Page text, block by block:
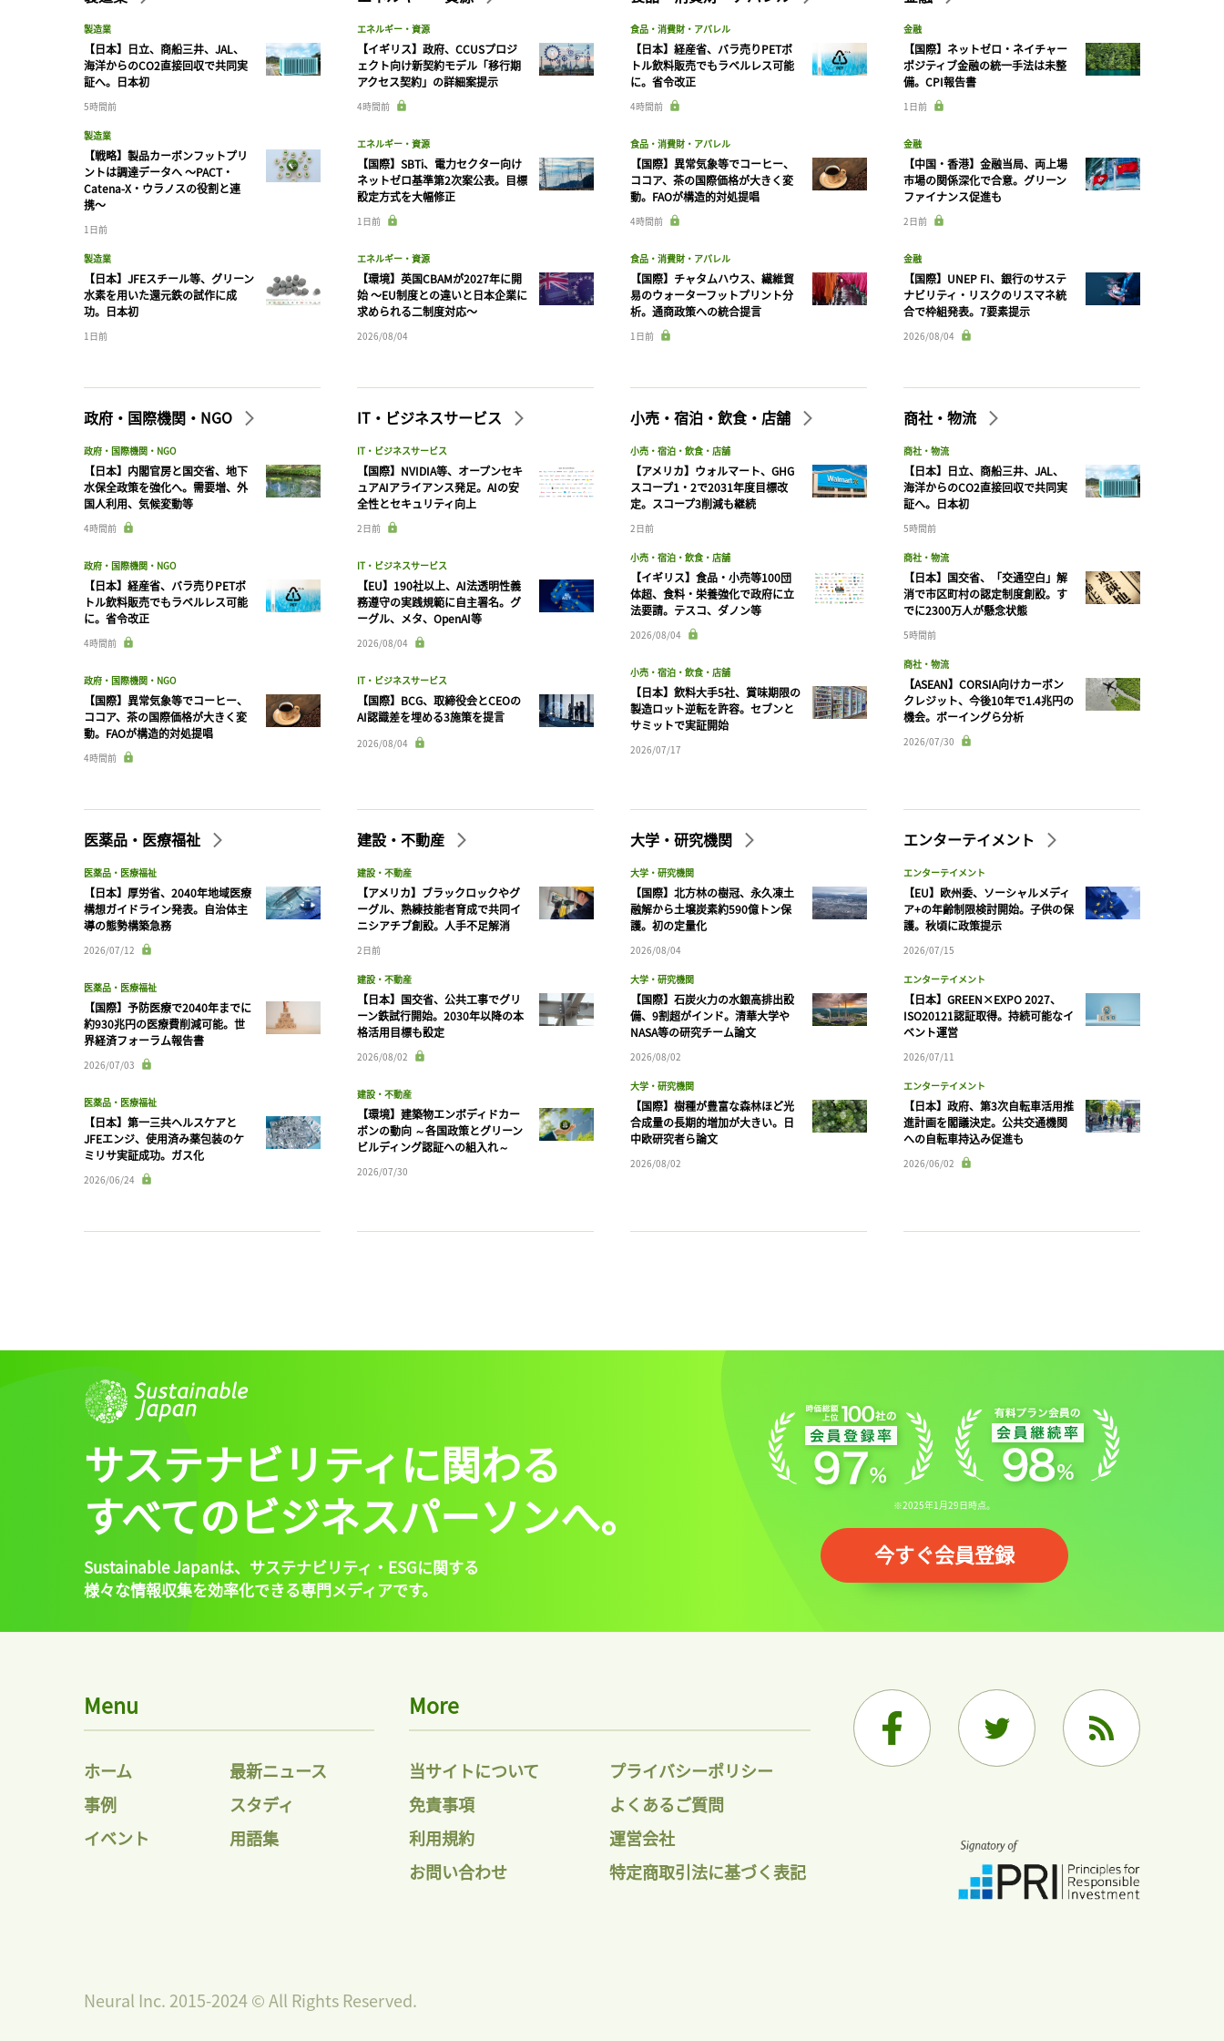
製造業
【日本】日立、商船三井、JAL、
海洋からのCO2直接回収で共同実
証へ。日本初
5時間前
製造業
【戦略】製品カーボンフットプリ
ントは調達データへ 〜PACT・
Catena-X・ウラノスの役割と連
携〜
1日前
製造業
【日本】JFEスチール等、グリーン
水素を用いた還元鉄の試作に成
功。日本初
1日前
エネルギー・資源
【イギリス】政府、CCUSプロジ
ェクト向け新契約モデル「移行期
アクセス契約」の詳細案提示
4時間前
エネルギー・資源
【国際】SBTi、電力セクター向け
ネットゼロ基準第2次案公表。目標
設定方式を大幅修正
1日前
エネルギー・資源
【環境】英国CBAMが2027年に開
始 〜EU制度との違いと日本企業に
求められる二制度対応〜
2026/08/04
食品・消費財・アパレル
【日本】経産省、バラ売りPETボ
トル飲料販売でもラベルレス可能
に。省令改正
4時間前
食品・消費財・アパレル
【国際】異常気象等でコーヒー、
ココア、茶の国際価格が大きく変
動。FAOが構造的対処提唱
4時間前
食品・消費財・アパレル
【国際】チャタムハウス、繊維貿
易のウォーターフットプリント分
析。通商政策への統合提言
1日前
金融
【国際】ネットゼロ・ネイチャー
ポジティブ金融の統一手法は未整
備。CPI報告書
1日前
金融
【中国・香港】金融当局、両上場
市場の関係深化で合意。グリーン
ファイナンス促進も
2日前
金融
【国際】UNEP FI、銀行のサステ
ナビリティ・リスクのリスマネ統
合で枠組発表。7要素提示
2026/08/04
政府・国際機関・NGO
政府・国際機関・NGO
【日本】内閣官房と国交省、地下
水保全政策を強化へ。需要増、外
国人利用、気候変動等
4時間前
政府・国際機関・NGO
【日本】経産省、バラ売りPETボ
トル飲料販売でもラベルレス可能
に。省令改正
4時間前
政府・国際機関・NGO
【国際】異常気象等でコーヒー、
ココア、茶の国際価格が大きく変
動。FAOが構造的対処提唱
4時間前
IT・ビジネスサービス
IT・ビジネスサービス
【国際】NVIDIA等、オープンセキ
ュアAIアライアンス発足。AIの安
全性とセキュリティ向上
2日前
IT・ビジネスサービス
【EU】190社以上、AI法透明性義
務遵守の実践規範に自主署名。グ
ーグル、メタ、OpenAI等
2026/08/04
IT・ビジネスサービス
【国際】BCG、取締役会とCEOの
AI認識差を埋める3施策を提言
2026/08/04
小売・宿泊・飲食・店舗
小売・宿泊・飲食・店舗
【アメリカ】ウォルマート、GHG
スコープ1・2で2031年度目標改
定。スコープ3削減も継続
2日前
小売・宿泊・飲食・店舗
【イギリス】食品・小売等100団
体超、食料・栄養強化で政府に立
法要請。テスコ、ダノン等
2026/08/04
小売・宿泊・飲食・店舗
【日本】飲料大手5社、賞味期限の
製造ロット逆転を許容。セブンと
サミットで実証開始
2026/07/17
商社・物流
商社・物流
【日本】日立、商船三井、JAL、
海洋からのCO2直接回収で共同実
証へ。日本初
5時間前
商社・物流
【日本】国交省、「交通空白」解
消で市区町村の認定制度創設。す
でに2300万人が懸念状態
5時間前
商社・物流
【ASEAN】CORSIA向けカーボン
クレジット、今後10年で1.4兆円の
機会。ボーイングら分析
2026/07/30
医薬品・医療福祉
医薬品・医療福祉
【日本】厚労省、2040年地域医療
構想ガイドライン発表。自治体主
導の態勢構築急務
2026/07/12
医薬品・医療福祉
【国際】予防医療で2040年までに
約930兆円の医療費削減可能。世
界経済フォーラム報告書
2026/07/03
医薬品・医療福祉
【日本】第一三共ヘルスケアと
JFEエンジ、使用済み薬包装のケ
ミリサ実証成功。ガス化
2026/06/24
建設・不動産
建設・不動産
【アメリカ】ブラックロックやグ
ーグル、熟練技能者育成で共同イ
ニシアチブ創設。人手不足解消
2日前
建設・不動産
【日本】国交省、公共工事でグリ
ーン鉄試行開始。2030年以降の本
格活用目標も設定
2026/08/02
建設・不動産
【環境】建築物エンボディドカー
ボンの動向 ～各国政策とグリーン
ビルディング認証への組入れ～
2026/07/30
大学・研究機関
大学・研究機関
【国際】北方林の樹冠、永久凍土
融解から土壌炭素約590億トン保
護。初の定量化
2026/08/04
大学・研究機関
【国際】石炭火力の水銀高排出設
備、9割超がインド。清華大学や
NASA等の研究チーム論文
2026/08/02
大学・研究機関
【国際】樹種が豊富な森林ほど光
合成量の長期的増加が大きい。日
中欧研究者ら論文
2026/08/02
エンターテイメント
エンターテイメント
【EU】欧州委、ソーシャルメディ
ア+の年齢制限検討開始。子供の保
護。秋頃に政策提示
2026/07/15
エンターテイメント
【日本】GREEN×EXPO 2027、
ISO20121認証取得。持続可能なイ
ベント運営
2026/07/11
エンターテイメント
【日本】政府、第3次自転車活用推
進計画を閣議決定。公共交通機関
への自転車持込み促進も
2026/06/02
記事をお気に入りに保存するには
ログイン 会員登録
サステナビリティに関わる
すべてのビジネスパーソンへ。
Sustainable Japanは、 サステナビリティ・ESGに関する
様々な情報収集を効率化できる専門メディアです。
※2025年1月29日時点。
今すぐ会員登録
Menu
ホーム
最新ニュース
事例
スタディ
イベント
用語集
More
当サイトについて
プライバシーポリシー
免責事項
よくあるご質問
利用規約
運営会社
お問い合わせ
特定商取引法に基づく表記
Neural Inc. 2015-2024 © All Rights Reserved.